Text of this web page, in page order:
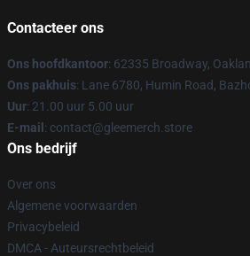
Contacteer ons
Ons hoofdkantoor: 62335 Broadway,
Ons pakhuis: Lane 6780, Humin Road,
Uur: 21.00 uur 5.00 uur
E-mail : contact@gleemerch.store
Ons bedrijf
Over ons
Algemene voorwaarden
Privacybeleid
DMCA - Auteursrechtbeleid